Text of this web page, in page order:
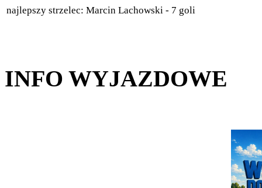
najlepszy strzelec: Marcin Lachowski - 7 goli
INFO WYJAZDOWE